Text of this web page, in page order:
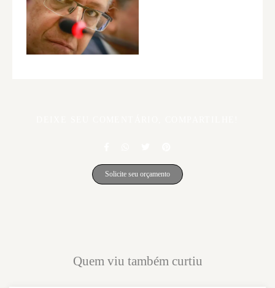
Solicite seu orçamento
Quem viu também curtiu